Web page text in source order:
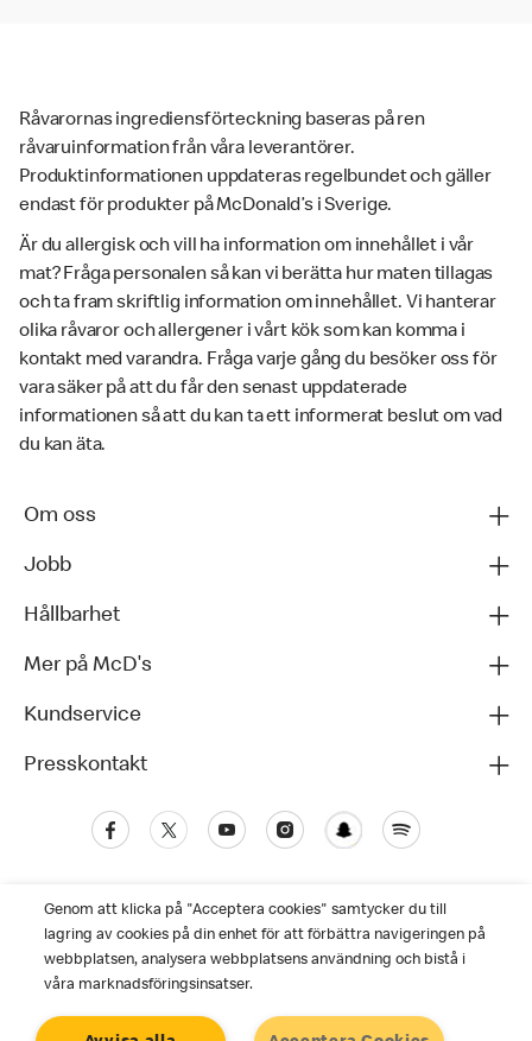
Råvarornas ingrediensförteckning baseras på ren
råvaruinformation från våra leverantörer.
Produktinformationen uppdateras regelbundet och gäller
endast för produkter på McDonald’s i Sverige.
Är du allergisk och vill ha information om innehållet i vår
mat? Fråga personalen så kan vi berätta hur maten tillagas
och ta fram skriftlig information om innehållet. Vi hanterar
olika råvaror och allergener i vårt kök som kan komma i
kontakt med varandra. Fråga varje gång du besöker oss för
vara säker på att du får den senast uppdaterade
informationen så att du kan ta ett informerat beslut om vad
du kan äta.
Om oss
Jobb
Hållbarhet
Mer på McD's
Kundservice
Presskontakt
Kundservice
Genom att klicka på "Acceptera cookies" samtycker du till
lagring av cookies på din enhet för att förbättra navigeringen på
webbplatsen, analysera webbplatsens användning och bistå i
våra marknadsföringsinsatser.